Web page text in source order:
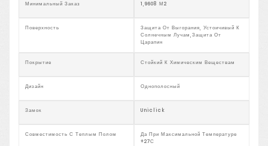
Минимальный Заказ 1,9608 М2
Поверхность
Защита От Выгорания, Устоичивый К
Солнечным Лучам,защита От
Царапин
Покрытие Стойкий К Химическим Веществам
Дизайн Однополосный
Замок Uniclick
Совместимость С Теплым Полом
Да При Максимальной Температуре
+27С